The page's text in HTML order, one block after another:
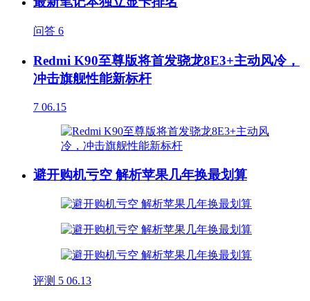
问答 6
Redmi K90至尊版将首发骁龙8E3+主动风冷，
冲击旗舰性能新标杆
7 06.15
避开购机亏空 解析苹果几年换最划算
评测 5 06.13